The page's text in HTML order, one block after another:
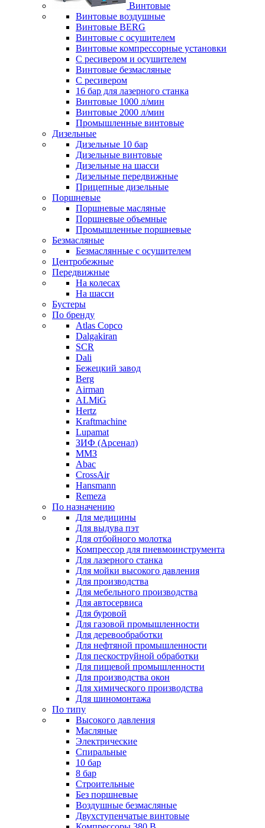
Винтовые
Винтовые воздушные
Винтовые BERG
Винтовые с осушителем
Винтовые компрессорные установки
C ресивером и осушителем
Винтовые безмасляные
C ресивером
16 бар для лазерного станка
Винтовые 1000 л/мин
Винтовые 2000 л/мин
Промышленные винтовые
Дизельные
Дизельные 10 бар
Дизельные винтовые
Дизельные на шасси
Дизельные передвижные
Прицепные дизельные
Поршневые
Поршневые масляные
Поршневые объемные
Промышленные поршневые
Безмасляные
Безмаслянные с осушителем
Центробежные
Передвижные
На колесах
На шасси
Бустеры
По бренду
Atlas Copco
Dalgakiran
SCR
Dali
Бежецкий завод
Berg
Airman
ALMiG
Hertz
Kraftmachine
Lupamat
ЗИФ (Арсенал)
ММЗ
Abac
CrossAir
Hansmann
Remeza
По назначению
Для медицины
Для выдува пэт
Для отбойного молотка
Компрессор для пневмоинструмента
Для лазерного станка
Для мойки высокого давления
Для производства
Для мебельного производства
Для автосервиса
Для буровой
Для газовой промышленности
Для деревообработки
Для нефтяной промышленности
Для пескоструйной обработки
Для пищевой промышленности
Для производства окон
Для химического производства
Для шиномонтажа
По типу
Высокого давления
Масляные
Электрические
Спиральные
10 бар
8 бар
Cтроительные
Без поршневые
Воздушные безмасляные
Двухступенчатые винтовые